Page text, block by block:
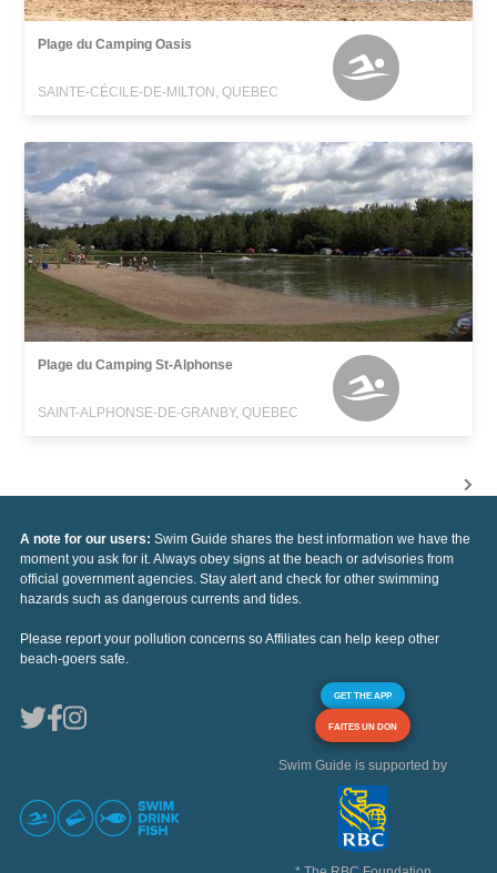
Plage du Camping Oasis
SAINTE-CÉCILE-DE-MILTON, QUEBEC
Plage du Camping St-Alphonse
SAINT-ALPHONSE-DE-GRANBY, QUEBEC
A note for our users: Swim Guide shares the best information we have the
moment you ask for it. Always obey signs at the beach or advisories from
official government agencies. Stay alert and check for other swimming
hazards such as dangerous currents and tides.
Please report your pollution concerns so Affiliates can help keep other
beach-goers safe.
GET THE APP
FAITES UN DON
Swim Guide is supported by